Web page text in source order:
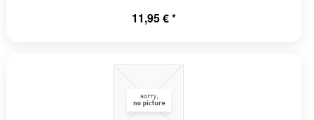
11,95 € *